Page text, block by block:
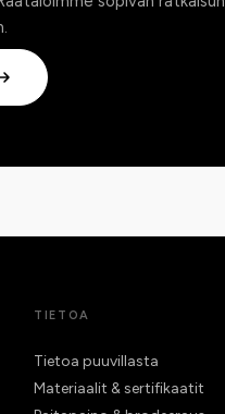
TIETOA
Tietoa puuvillasta
Materiaalit & sertifikaatit